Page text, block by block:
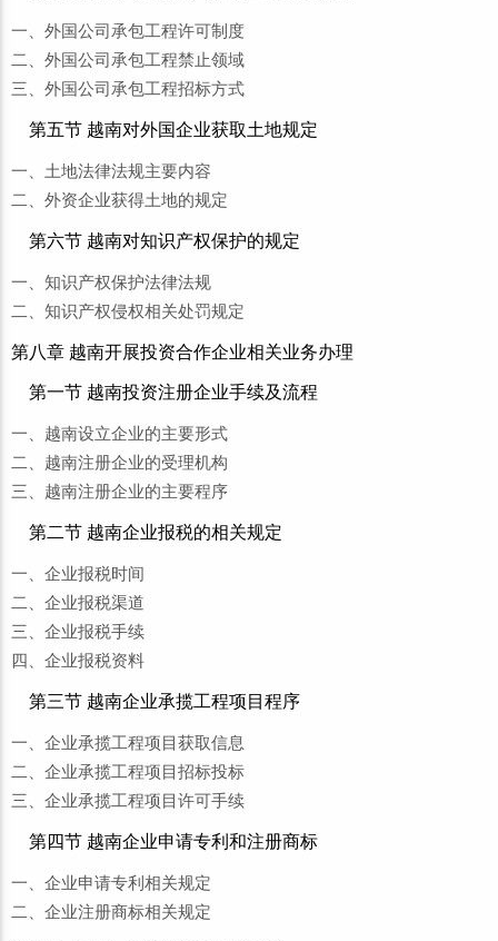
一、外国公司承包工程许可制度
二、外国公司承包工程禁止领域
三、外国公司承包工程招标方式
第五节 越南对外国企业获取土地规定
一、土地法律法规主要内容
二、外资企业获得土地的规定
第六节 越南对知识产权保护的规定
一、知识产权保护法律法规
二、知识产权侵权相关处罚规定
第八章 越南开展投资合作企业相关业务办理
第一节 越南投资注册企业手续及流程
一、越南设立企业的主要形式
二、越南注册企业的受理机构
三、越南注册企业的主要程序
第二节 越南企业报税的相关规定
一、企业报税时间
二、企业报税渠道
三、企业报税手续
四、企业报税资料
第三节 越南企业承揽工程项目程序
一、企业承揽工程项目获取信息
二、企业承揽工程项目招标投标
三、企业承揽工程项目许可手续
第四节 越南企业申请专利和注册商标
一、企业申请专利相关规定
二、企业注册商标相关规定